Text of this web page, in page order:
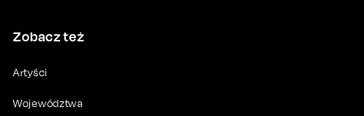
Zobacz też
Artyści
Województwa